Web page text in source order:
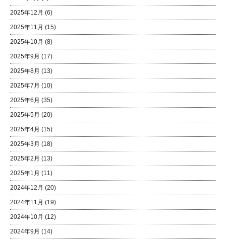
2025年12月 (6)
2025年11月 (15)
2025年10月 (8)
2025年9月 (17)
2025年8月 (13)
2025年7月 (10)
2025年6月 (35)
2025年5月 (20)
2025年4月 (15)
2025年3月 (18)
2025年2月 (13)
2025年1月 (11)
2024年12月 (20)
2024年11月 (19)
2024年10月 (12)
2024年9月 (14)